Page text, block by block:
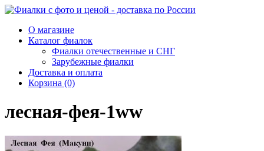
О магазине
Каталог фиалок
Фиалки отечественные и СНГ
Зарубежные фиалки
Доставка и оплата
Корзина (0)
лесная-фея-1ww